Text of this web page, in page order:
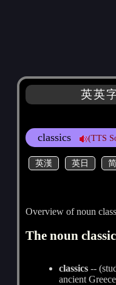
英英
classics (TTS
英漢 英日
Overview of noun
The noun
classics --
ancient